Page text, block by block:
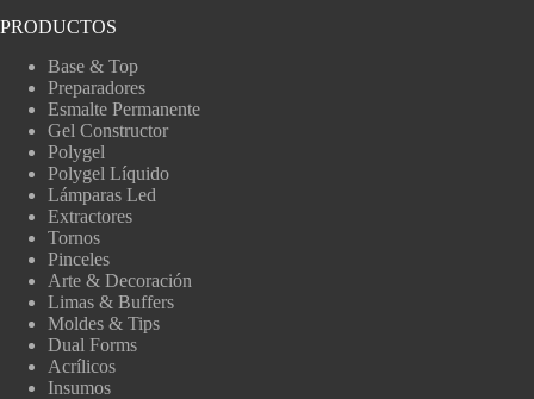
PRODUCTOS
Base & Top
Preparadores
Esmalte Permanente
Gel Constructor
Polygel
Polygel Líquido
Lámparas Led
Extractores
Tornos
Pinceles
Arte & Decoración
Limas & Buffers
Moldes & Tips
Dual Forms
Acrílicos
Insumos